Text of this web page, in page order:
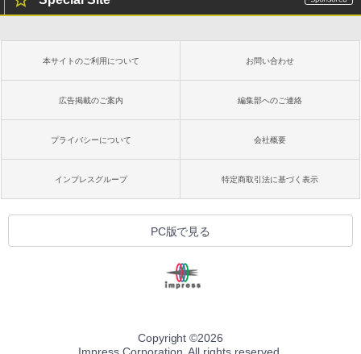
本サイトのご利用について お問い合わせ
広告掲載のご案内 編集部へのご連絡
プライバシーについて 会社概要
インプレスグループ 特定商取引法に基づく表示
PC版で見る
Copyright ©2026